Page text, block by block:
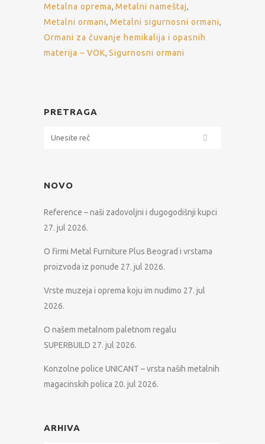
Metalna oprema, Metalni nameštaj,
Metalni ormani, Metalni sigurnosni ormani,
Ormani za čuvanje hemikalija i opasnih
materija – VOK, Sigurnosni ormani
PRETRAGA
NOVO
Reference – naši zadovoljni i dugogodišnji kupci
27. jul 2026.
O firmi Metal Furniture Plus Beograd i vrstama
proizvoda iz ponude 27. jul 2026.
Vrste muzeja i oprema koju im nudimo 27. jul
2026.
O našem metalnom paletnom regalu
SUPERBUILD 27. jul 2026.
Konzolne police UNICANT – vrsta naših metalnih
magacinskih polica 20. jul 2026.
ARHIVA